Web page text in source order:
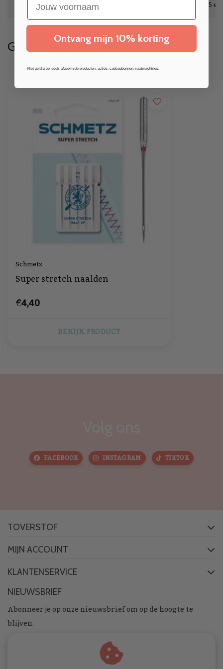
Knippen
1 eenheid = 10 cm dus wil je 50 cm, kies 5
Gerelateerde producten
Schmetz
Super stretch naalden
€4,40
BEKIJK PRODUCT
FACEBOOK INSTAGRAM TIKTOK
TOVERSTOF
MIJN ACCOUNT
KLANTENSERVICE
NIEUWSBRIEF
Abonneer je op onze nieuwsbrief om op de hoogte te
blijven.
Ontvang mijn 10% korting
Niet geldig op reeds afgeprijsde producten, acties, cadeaubonnen, naaimachines.